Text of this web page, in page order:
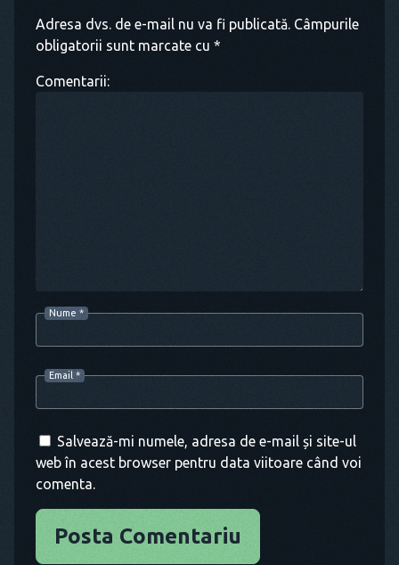
Adresa dvs. de e-mail nu va fi publicată. Câmpurile
obligatorii sunt marcate cu *
Comentarii:
Nume *
Email *
Salvează-mi numele, adresa de e-mail și site-ul
web în acest browser pentru data viitoare când voi
comenta.
Posta Comentariu